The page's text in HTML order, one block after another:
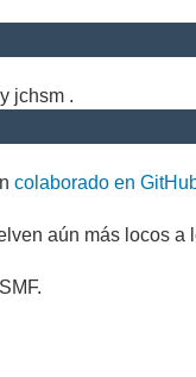
jchsm .
colaborado en
aún más locos a